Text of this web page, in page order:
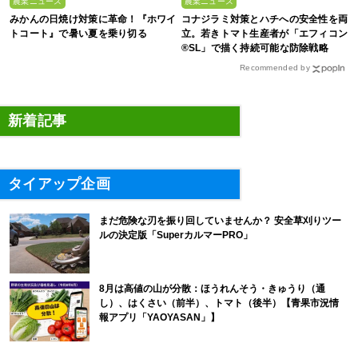
みかんの日焼け対策に革命！『ホワイ
トコート』で暑い夏を乗り切る
コナジラミ対策とハチへの安全性を両
立。若きトマト生産者が「エフィコン
®SL」で描く持続可能な防除戦略
Recommended by
新着記事
タイアップ企画
まだ危険な刃を振り回していませんか？ 安全草刈りツー
ルの決定版「SuperカルマーPRO」
8月は高値の山が分散：ほうれんそう・きゅうり（通
し）、はくさい（前半）、トマト（後半）【青果市況情
報アプリ「YAOYASAN」】